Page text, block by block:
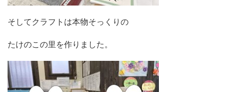
そしてクラフトは本物そっくりの
たけのこの里を作りました。